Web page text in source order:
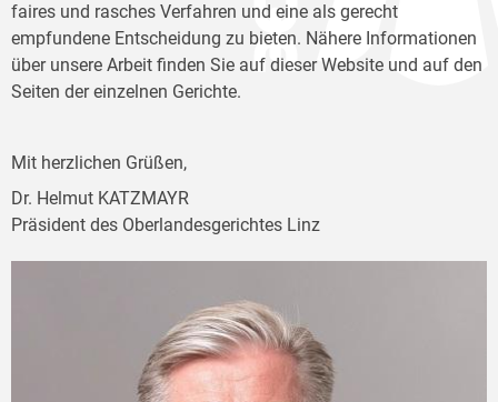
faires und rasches Verfahren und eine als gerecht
empfundene Entscheidung zu bieten. Nähere Informationen
über unsere Arbeit finden Sie auf dieser Website und auf den
Seiten der einzelnen Gerichte.
Mit herzlichen Grüßen,
Dr. Helmut KATZMAYR
Präsident des Oberlandesgerichtes Linz